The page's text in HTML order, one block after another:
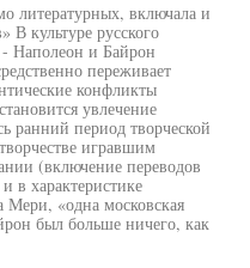
литературных, включала и
В культуре русского
Наполеон и Байрон
переживает
конфликты
увлечение
ранний период творческой
игравшим
(включение переводов
в характеристике
«одна московская
был больше ничего, как